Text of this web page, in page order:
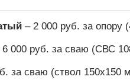
– 2 000 руб. за опору
000 руб. за сваю (СВС
за сваю (ствол 150х150